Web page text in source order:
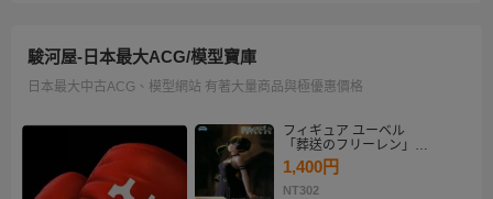
駿河屋-日本最大ACG/模型寶庫
日本最大中古ACG、模型網站 有著大量商品與極優惠價格
フィギュア ユーベル
「葬送のフリーレン」
Desktop×Decorate
Collection“ユーベル”
1,400円
NT302